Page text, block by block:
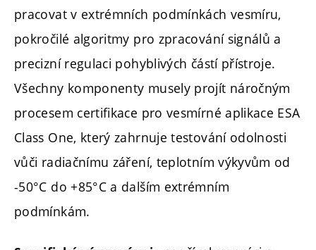
pracovat v extrémních podmínkách vesmíru,
pokročilé algoritmy pro zpracování signálů a
precizní regulaci pohyblivých částí přístroje.
Všechny komponenty musely projít náročným
procesem certifikace pro vesmírné aplikace ESA
Class One, který zahrnuje testování odolnosti
vůči radiačnímu záření, teplotním výkyvům od
-50°C do +85°C a dalším extrémním
podmínkám.